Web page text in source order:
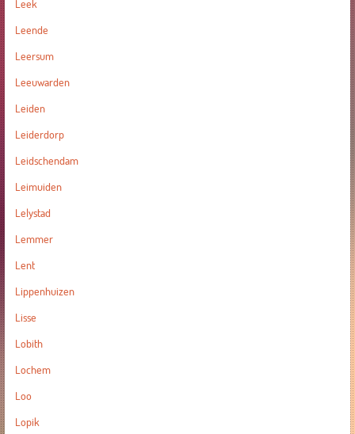
Leek
Leende
Leersum
Leeuwarden
Leiden
Leiderdorp
Leidschendam
Leimuiden
Lelystad
Lemmer
Lent
Lippenhuizen
Lisse
Lobith
Lochem
Loo
Lopik